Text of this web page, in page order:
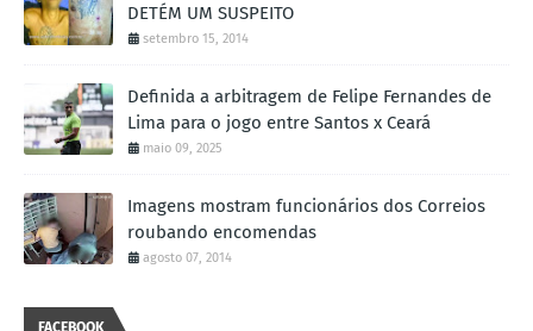
DETÉM UM SUSPEITO
setembro 15, 2014
Definida a arbitragem de Felipe Fernandes de
Lima para o jogo entre Santos x Ceará
maio 09, 2025
Imagens mostram funcionários dos Correios
roubando encomendas
agosto 07, 2014
FACEBOOK